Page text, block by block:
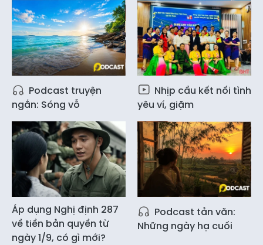
Podcast truyện
ngắn: Sóng vỗ
Nhịp cầu kết nối tình
yêu ví, giặm
Áp dụng Nghị định 287
về tiền bản quyền từ
ngày 1/9, có gì mới?
Podcast tản văn:
Những ngày hạ cuối